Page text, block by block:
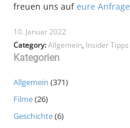
freuen uns aufeure Anfrage
10. Januar 2022
Category:Allgemein, Insider Tipps
Kategorien
Allgemein (371)
Filme(26)
Geschichte(6)